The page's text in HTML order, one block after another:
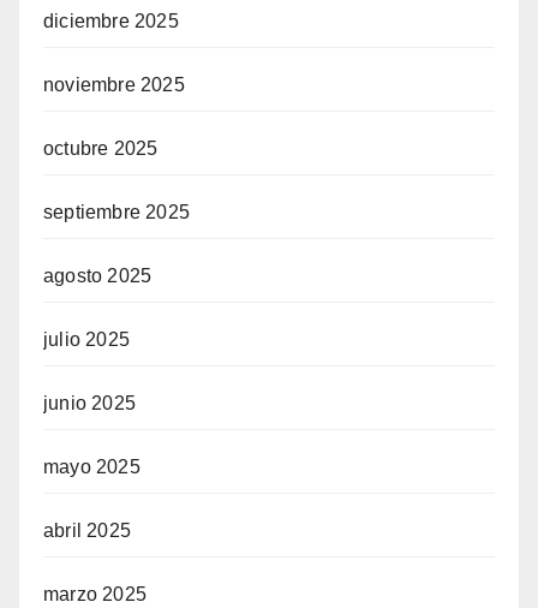
diciembre 2025
noviembre 2025
octubre 2025
septiembre 2025
agosto 2025
julio 2025
junio 2025
mayo 2025
abril 2025
marzo 2025